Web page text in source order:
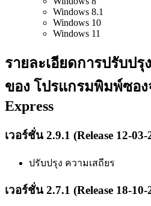
Windows 8.1
Windows 10
Windows 11
รายละเอียดการปรับปรุ
ของ โปรแกรมพิมพ์ซอง
Express
เวอร์ชั่น 2.9.1 (Release 12-03-
ปรับปรุง ความเสถียร
เวอร์ชั่น 2.7.1 (Release 18-10-